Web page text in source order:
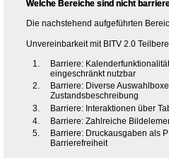
Welche Bereiche sind nicht
Die nachstehend aufgeführten
Unvereinbarkeit mit BITV 2.0
Barriere:
eingeschränkt nutzbar
Barriere: Diverse
Zustandsbeschreibung
Barriere: Interaktionen über
Barriere: Zahlreiche
Barriere: Druckausgaben als
Barrierefreiheit